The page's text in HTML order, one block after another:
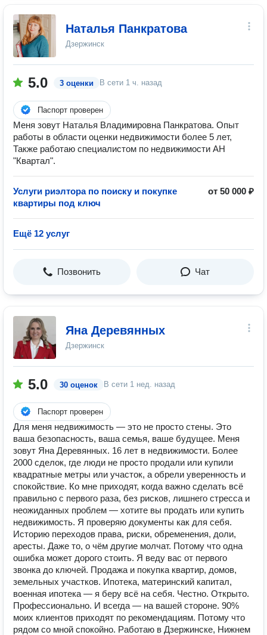
Наталья Панкратова
Дзержинск
5.0 3 оценки В сети 1 ч. назад
Паспорт проверен
Меня зовут Наталья Владимировна Панкратова. Опыт
работы в области оценки недвижимости более 5 лет,
Также работаю специалистом по недвижимости АН
"Квартал".
Услуги риэлтора по поиску и покупке
квартиры под ключ
от 50 000 ₽
Ещё 12 услуг
Позвонить Чат
Яна Деревянных
Дзержинск
5.0 30 оценок В сети 1 нед. назад
Паспорт проверен
Для меня недвижимость — это не просто стены. Это
ваша безопасность, ваша семья, ваше будущее. Меня
зовут Яна Деревянных. 16 лет в недвижимости. Более
2000 сделок, где люди не просто продали или купили
квадратные метры или участок, а обрели уверенность и
спокойствие. Ко мне приходят, когда важно сделать всё
правильно с первого раза, без рисков, лишнего стресса и
неожиданных проблем — хотите вы продать или купить
недвижимость. Я проверяю документы как для себя.
Историю переходов права, риски, обременения, доли,
аресты. Даже то, о чём другие молчат. Потому что одна
ошибка может дорого стоить. Я веду вас от первого
звонка до ключей. Продажа и покупка квартир, домов,
земельных участков. Ипотека, материнский капитал,
военная ипотека — я беру всё на себя. Честно. Открыто.
Профессионально. И всегда — на вашей стороне. 90%
моих клиентов приходят по рекомендациям. Потому что
рядом со мной спокойно. Работаю в Дзержинске, Нижнем